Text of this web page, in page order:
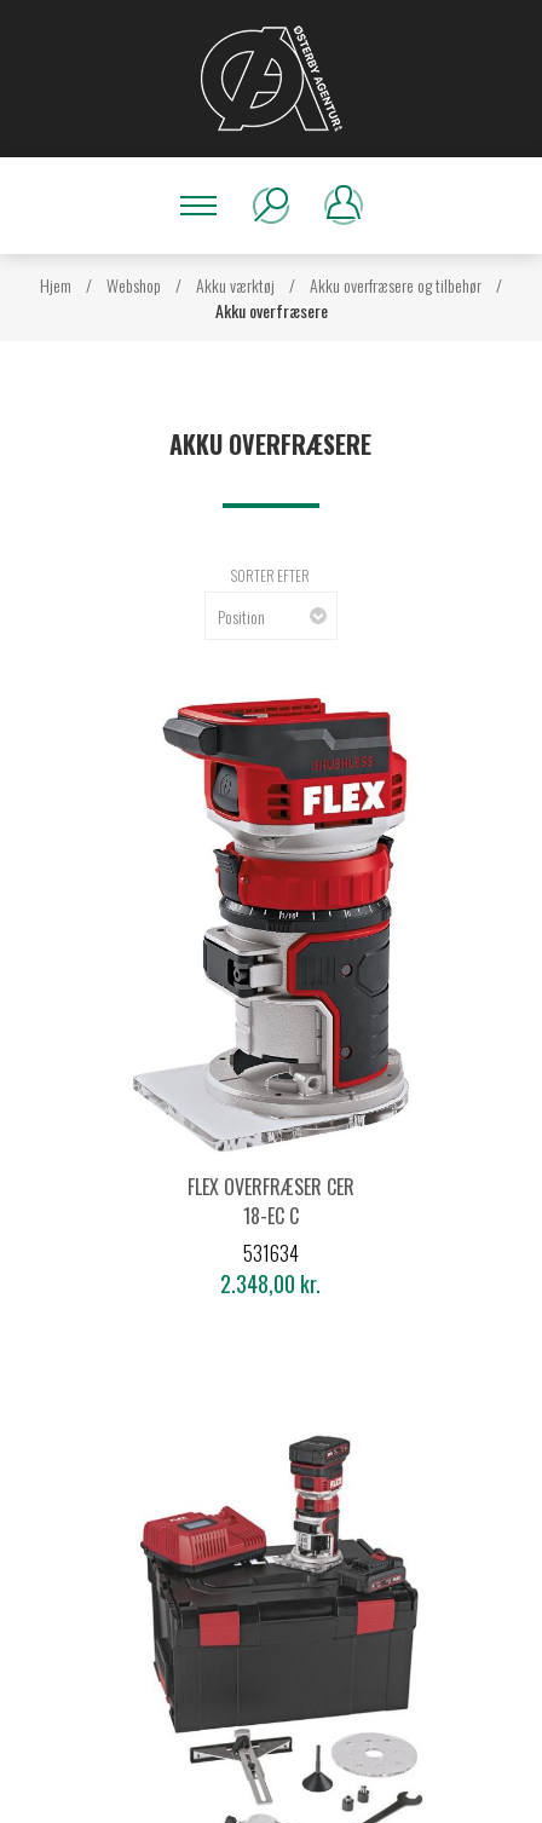
Hjem / Webshop / Akku værktøj / Akku overfræsere og tilbehør /
Akku overfræsere
AKKU OVERFRÆSERE
SORTER EFTER
FLEX OVERFRÆSER CER
18-EC C
531634
2.348,00 kr.